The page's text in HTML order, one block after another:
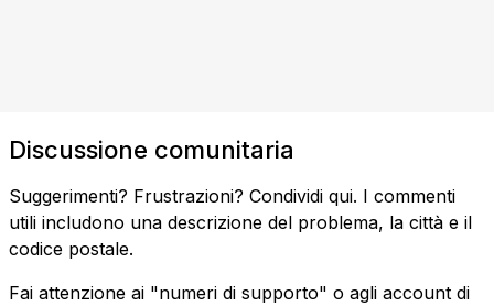
Discussione comunitaria
Suggerimenti? Frustrazioni? Condividi qui. I commenti
utili includono una descrizione del problema, la città e il
codice postale.
Fai attenzione ai "numeri di supporto" o agli account di